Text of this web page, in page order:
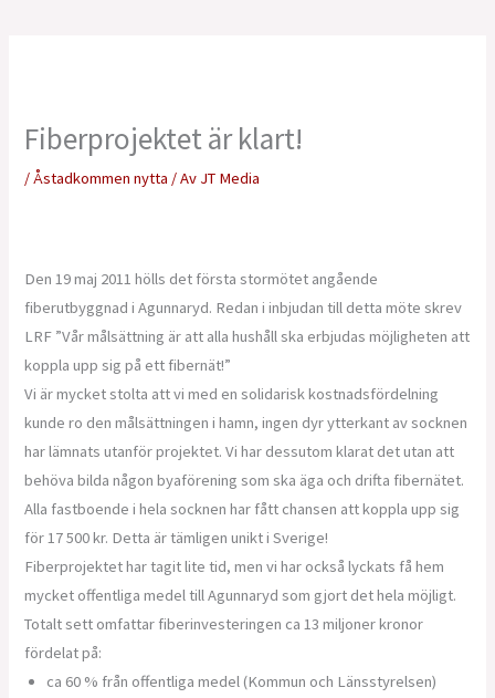
Fiberprojektet är klart!
/Åstadkommen nytta / Av JT Media
Den 19 maj 2011 hölls det första stormötet angående
fiberutbyggnad i Agunnaryd. Redan i inbjudan till detta möte skrev
LRF ”Vår målsättning är att alla hushåll ska erbjudas möjligheten att
koppla upp sig på ett fibernät!”
Vi är mycket stolta att vi med en solidarisk kostnadsfördelning
kunde ro den målsättningen i hamn, ingen dyr ytterkant av socknen
har lämnats utanför projektet. Vi har dessutom klarat det utan att
behöva bilda någon byaförening som ska äga och drifta fibernätet.
Alla fastboende i hela socknen har fått chansen att koppla upp sig
för 17 500 kr. Detta är tämligen unikt i Sverige!
Fiberprojektet har tagit lite tid, men vi har också lyckats få hem
mycket offentliga medel till Agunnaryd som gjort det hela möjligt.
Totalt sett omfattar fiberinvesteringen ca 13 miljoner kronor
fördelat på:
ca 60 % från offentliga medel (Kommun och Länsstyrelsen)